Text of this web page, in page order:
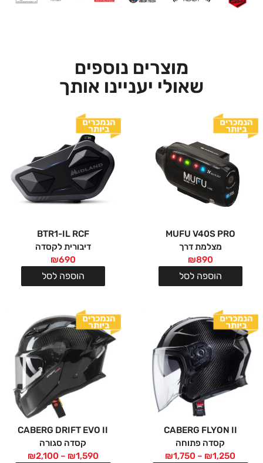
מוצרים נוספים
שאולי יעניינו אותך
MUFU V40S PRO
מצלמת דרך
₪890
הוספה לסל
BTR1-IL RCF
דיבורית לקסדה
₪690
הוספה לסל
CABERG FLYON II
קסדה פתוחה
₪1,250
–
₪1,750
CABERG DRIFT EVO II
קסדה סגורה
₪1,590
–
₪2,100